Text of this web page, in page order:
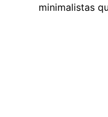
minimalistas